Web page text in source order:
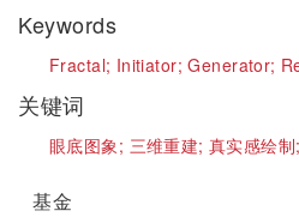
Keywords
Fractal; Initiator;Generator;
关键词
眼底图象; 三维重建;真实感绘制;
基金